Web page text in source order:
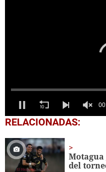
0
seconds
1
minute,
seconds
RELACIONADAS:
Motagua
del